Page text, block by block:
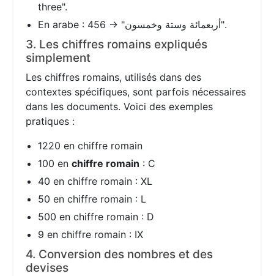
three".
En arabe : 456 → "أربعمائة وستة وخمسون".
3. Les chiffres romains expliqués
simplement
Les chiffres romains, utilisés dans des
contextes spécifiques, sont parfois nécessaires
dans les documents. Voici des exemples
pratiques :
1220 en chiffre romain
100 enchiffre romain : C
40 en chiffre romain : XL
50 en chiffre romain : L
500 en chiffre romain : D
9 en chiffre romain : IX
4. Conversion des nombres et des
devises